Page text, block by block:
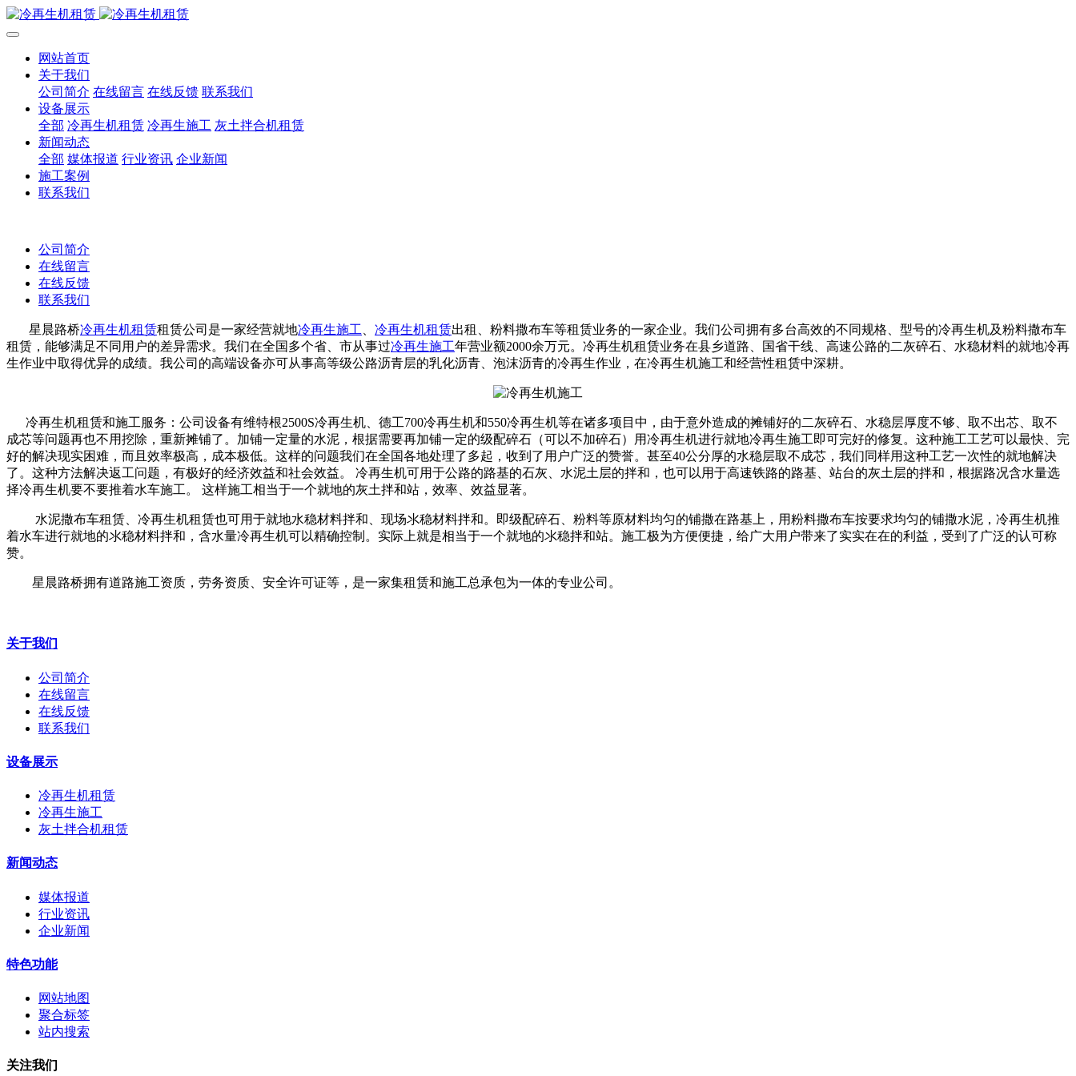
网站首页
关于我们
公司简介 在线留言 在线反馈 联系我们
设备展示
全部 冷再生机租赁 冷再生施工 灰土拌合机租赁
新闻动态
全部 媒体报道 行业资讯 企业新闻
施工案例
联系我们
公司简介
在线留言
在线反馈
联系我们
星晨路桥冷再生机租赁租赁公司是一家经营就地冷再生施工 冷再生机租赁出租、粉料撒布车等租赁业务的一家企业。我们公司拥有多台高效的不同规格、型号的冷再生机及粉料撒布车
租赁，能够满足不同用户的差异需求。我们在全国多个省、市从事过冷再生施工年营业额2000余万元。冷再生机租赁业务在县乡道路、国省干线、高速公路的二灰碎石、水稳材料的就地冷再
生作业中取得优异的成绩。我公司的高端设备亦可从事高等级公路沥青层的乳化沥青、泡沫沥青的冷再生作业，在冷再生机施工和经营性租赁中深耕。
冷再生机租赁和施工服务：公司设备有维特根2500S冷再生机、德工700冷再生机和550冷再生机等在诸多项目中，由于意外造成的摊铺好的二灰碎石、水稳层厚度不够、取不出芯、取不
成芯等问题再也不用挖除，重新摊铺了。加铺一定量的水泥，根据需要再加铺一定的级配碎石（可以不加碎石）用冷再生机进行就地冷再生施工即可完好的修复。这种施工工艺可以最快、完
好的解决现实困难，而且效率极高，成本极低。这样的问题我们在全国各地处理了多起，收到了用户广泛的赞誉。甚至40公分厚的水稳层取不成芯，我们同样用这种工艺一次性的就地解决
了。这种方法解决返工问题，有极好的经济效益和社会效益。 冷再生机可用于公路的路基的石灰、水泥土层的拌和，也可以用于高速铁路的路基、站台的灰土层的拌和，根据路况含水量选
择冷再生机要不要推着水车施工。 这样施工相当于一个就地的灰土拌和站，效率、效益显著。
水泥撒布车租赁、冷再生机租赁也可用于就地水稳材料拌和、现场氺稳材料拌和。即级配碎石、粉料等原材料均匀的铺撒在路基上，用粉料撒布车按要求均匀的铺撒水泥，冷再生机推
着水车进行就地的氺稳材料拌和，含水量冷再生机可以精确控制。实际上就是相当于一个就地的氺稳拌和站。施工极为方便便捷，给广大用户带来了实实在在的利益，受到了广泛的认可称
赞。
星晨路桥拥有道路施工资质，劳务资质、安全许可证等，是一家集租赁和施工总承包为一体的专业公司。
关于我们
公司简介
在线留言
在线反馈
联系我们
设备展示
冷再生机租赁
冷再生施工
灰土拌合机租赁
新闻动态
媒体报道
行业资讯
企业新闻
特色功能
网站地图
聚合标签
站内搜索
关注我们